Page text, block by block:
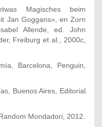
Magisches beim
Jan Goggans», en Zorn
Allende, ed. John
Freiburg et al., 2000c,
Barcelona, Penguin,
Buenos Aires, Editorial
Mondadori, 2012.